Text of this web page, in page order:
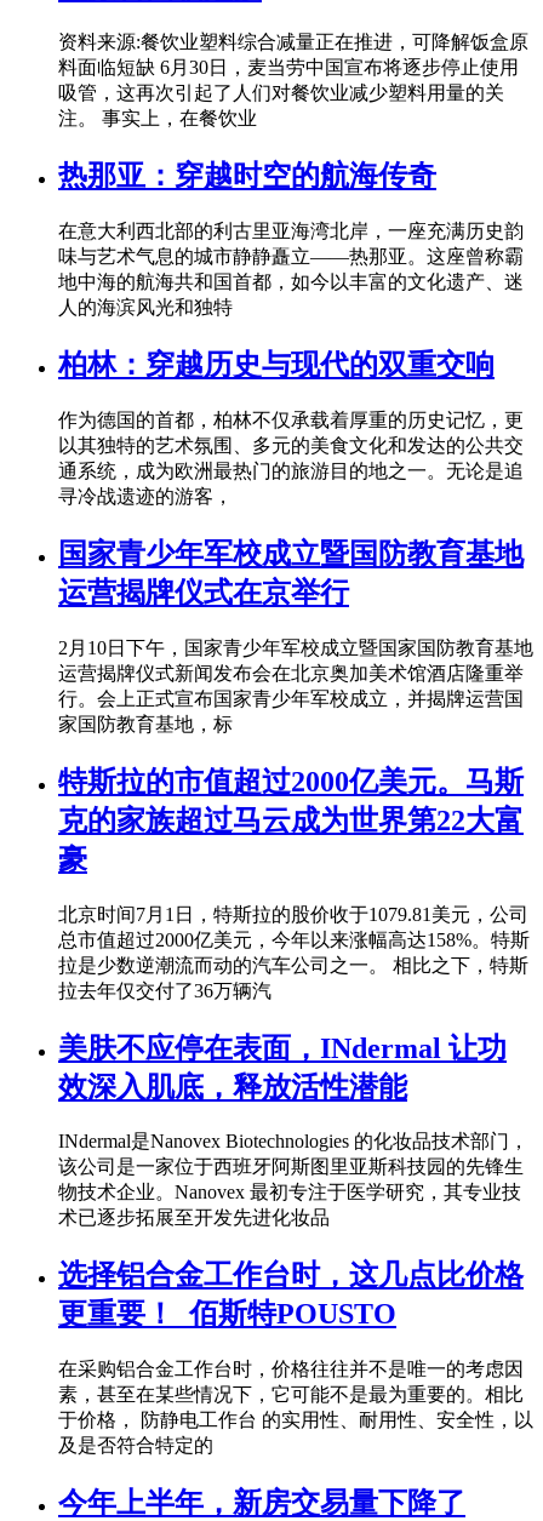
资料来源:餐饮业塑料综合减量正在推进，可降解饭盒原
料面临短缺 6月30日，麦当劳中国宣布将逐步停止使用
吸管，这再次引起了人们对餐饮业减少塑料用量的关
注。 事实上，在餐饮业
热那亚：穿越时空的航海传奇
在意大利西北部的利古里亚海湾北岸，一座充满历史韵
味与艺术气息的城市静静矗立——热那亚。这座曾称霸
地中海的航海共和国首都，如今以丰富的文化遗产、迷
人的海滨风光和独特
柏林：穿越历史与现代的双重交响
作为德国的首都，柏林不仅承载着厚重的历史记忆，更
以其独特的艺术氛围、多元的美食文化和发达的公共交
通系统，成为欧洲最热门的旅游目的地之一。无论是追
寻冷战遗迹的游客，
国家青少年军校成立暨国防教育基地
运营揭牌仪式在京举行
2月10日下午，国家青少年军校成立暨国家国防教育基地
运营揭牌仪式新闻发布会在北京奥加美术馆酒店隆重举
行。会上正式宣布国家青少年军校成立，并揭牌运营国
家国防教育基地，标
特斯拉的市值超过2000亿美元。马斯
克的家族超过马云成为世界第22大富
豪
北京时间7月1日，特斯拉的股价收于1079.81美元，公司
总市值超过2000亿美元，今年以来涨幅高达158%。特斯
拉是少数逆潮流而动的汽车公司之一。 相比之下，特斯
拉去年仅交付了36万辆汽
美肤不应停在表面，INdermal 让功
效深入肌底，释放活性潜能
INdermal是Nanovex Biotechnologies 的化妆品技术部门，
该公司是一家位于西班牙阿斯图里亚斯科技园的先锋生
物技术企业。Nanovex 最初专注于医学研究，其专业技
术已逐步拓展至开发先进化妆品
选择铝合金工作台时，这几点比价格
更重要！_佰斯特POUSTO
在采购铝合金工作台时，价格往往并不是唯一的考虑因
素，甚至在某些情况下，它可能不是最为重要的。相比
于价格， 防静电工作台 的实用性、耐用性、安全性，以
及是否符合特定的
今年上半年，新房交易量下降了